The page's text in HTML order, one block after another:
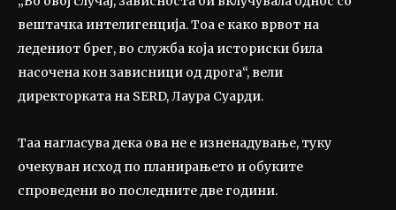
вештачка интелигенција. Тоа е како врвот на
ледениот брег, во служба која историски била
насочена кон зависници од дрога“, вели
директорката на SERD, Лаура Суарди.
Таа нагласува дека ова не е изненадување, туку
очекуван исход по планирањето и обуките
спроведени во последните две години.